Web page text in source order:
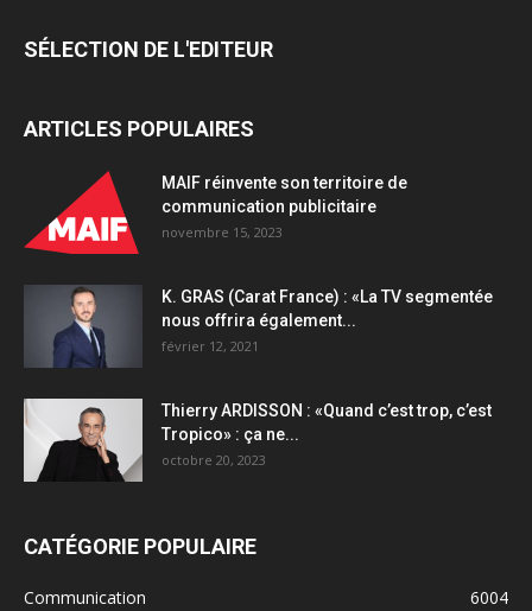
SÉLECTION DE L'EDITEUR
ARTICLES POPULAIRES
MAIF réinvente son territoire de
communication publicitaire
novembre 15, 2023
K. GRAS (Carat France) : «La TV segmentée
nous offrira également...
février 12, 2021
Thierry ARDISSON : «Quand c’est trop, c’est
Tropico» : ça ne...
octobre 20, 2023
CATÉGORIE POPULAIRE
Communication
6004